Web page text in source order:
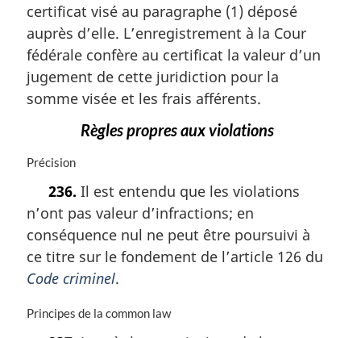
l
e
:
e
m
r
g
i
e
certificat visé au paragraphe (1) déposé
auprès d’elle. L’enregistrement à la Cour
fédérale confère au certificat la valeur d’un
jugement de cette juridiction pour la
somme visée et les frais afférents.
Règles propres aux violations
N
e
m
r
g
n
Précision
236. Il est entendu que les violations
n’ont pas valeur d’infractions; en
conséquence nul ne peut être poursuivi à
ce titre sur le fondement de l’article 126 du
Code criminel.
N
Principes de la common law